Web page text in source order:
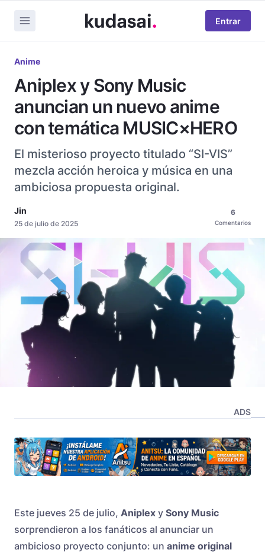
Entrar
Anime
Aniplex y Sony Music
anuncian un nuevo anime
con temática MUSIC×HERO
El misterioso proyecto titulado “SI-VIS”
mezcla acción heroica y música en una
ambiciosa propuesta original.
Jin
25 de julio de 2025
6
Comentarios
ADS
Este jueves 25 de julio, Aniplex y Sony Music
sorprendieron a los fanáticos al anunciar un
ambicioso proyecto conjunto: un anime original